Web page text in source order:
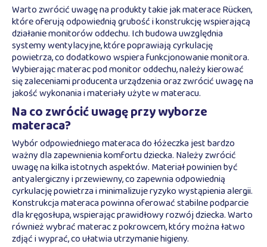
Warto zwrócić uwagę na produkty takie jak materace Rücken,
które oferują odpowiednią grubość i konstrukcję wspierającą
działanie monitorów oddechu. Ich budowa uwzględnia
systemy wentylacyjne, które poprawiają cyrkulację
powietrza, co dodatkowo wspiera funkcjonowanie monitora.
Wybierając materac pod monitor oddechu, należy kierować
się zaleceniami producenta urządzenia oraz zwrócić uwagę na
jakość wykonania i materiały użyte w materacu.
Na co zwrócić uwagę przy wyborze
materaca?
Wybór odpowiedniego materaca do łóżeczka jest bardzo
ważny dla zapewnienia komfortu dziecka. Należy zwrócić
uwagę na kilka istotnych aspektów. Materiał powinien być
antyalergiczny i przewiewny, co zapewnia odpowiednią
cyrkulację powietrza i minimalizuje ryzyko wystąpienia alergii.
Konstrukcja materaca powinna oferować stabilne podparcie
dla kręgosłupa, wspierając prawidłowy rozwój dziecka. Warto
również wybrać materac z pokrowcem, który można łatwo
zdjąć i wyprać, co ułatwia utrzymanie higieny.